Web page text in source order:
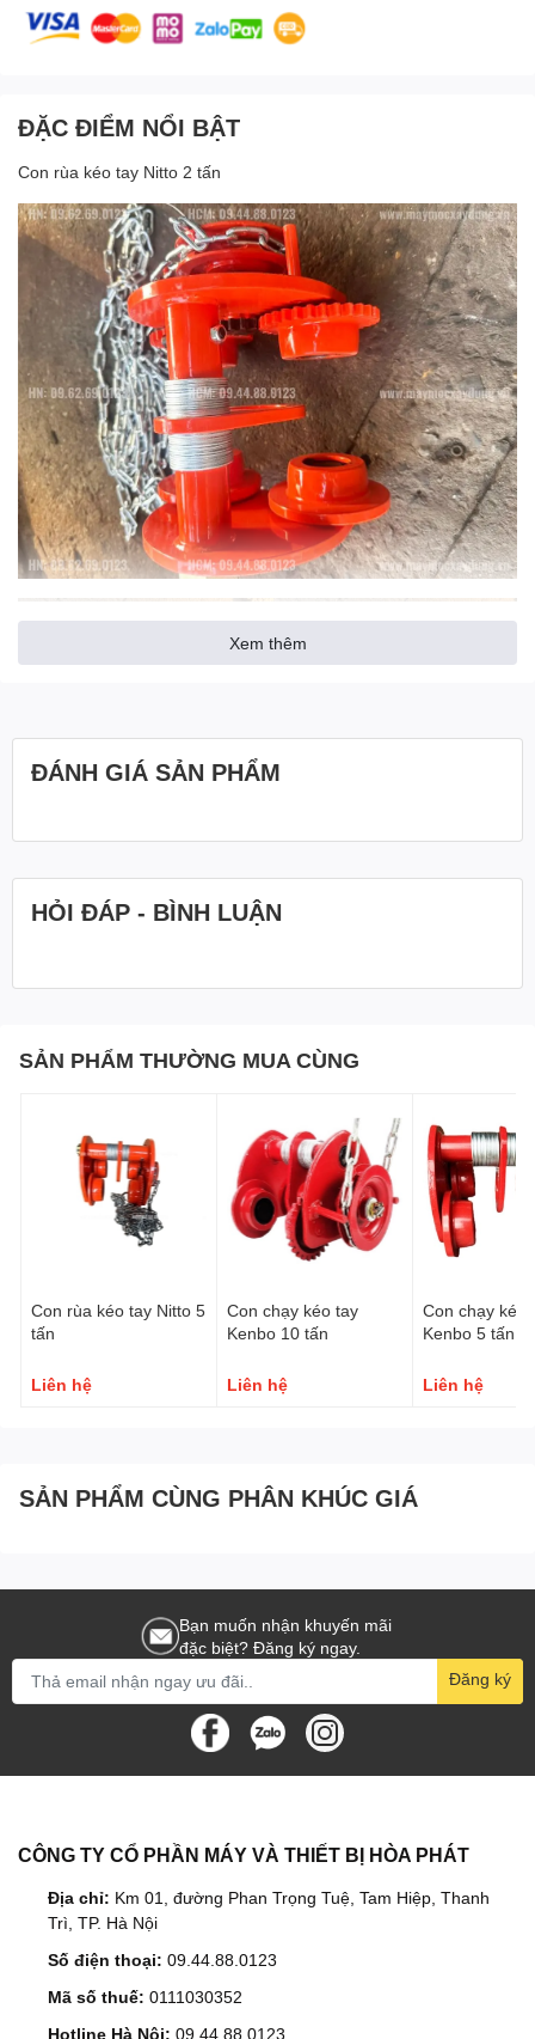
ĐẶC ĐIỂM NỔI BẬT
Con rùa kéo tay Nitto 2 tấn
Xem thêm
ĐÁNH GIÁ SẢN PHẨM
HỎI ĐÁP - BÌNH LUẬN
SẢN PHẨM THƯỜNG MUA CÙNG
Con rùa kéo tay Nitto 5
tấn
Liên hệ
Con chạy kéo tay
Kenbo 10 tấn
Liên hệ
Con chạy kéo
Kenbo 5 tấn
Liên hệ
SẢN PHẨM CÙNG PHÂN KHÚC GIÁ
Bạn muốn nhận khuyến mãi
đặc biệt? Đăng ký ngay.
Đăng ký
CÔNG TY CỔ PHẦN MÁY VÀ THIẾT BỊ HÒA PHÁT
Địa chỉ: Km 01, đường Phan Trọng Tuệ, Tam Hiệp, Thanh
Trì, TP. Hà Nội
Số điện thoại: 09.44.88.0123
Mã số thuế: 0111030352
Hotline Hà Nội: 09.44.88.0123